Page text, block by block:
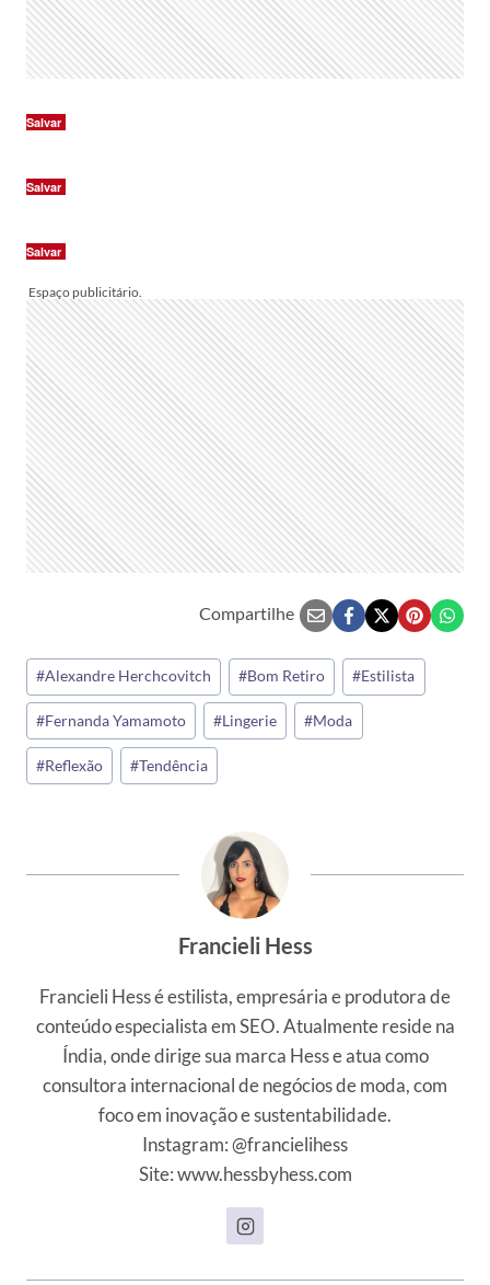
Salvar
Salvar
Salvar
Compartilhe
Tags
do
Post:
#Alexandre Herchcovitch #Bom Retiro #Estilista
#Fernanda Yamamoto #Lingerie #Moda
#Reflexão #Tendência
Francieli Hess
Francieli Hess é estilista, empresária e produtora de
conteúdo especialista em SEO. Atualmente reside na
Índia, onde dirige sua marca Hess e atua como
consultora internacional de negócios de moda, com
foco em inovação e sustentabilidade.
Instagram: @francielihess
Site: www.hessbyhess.com